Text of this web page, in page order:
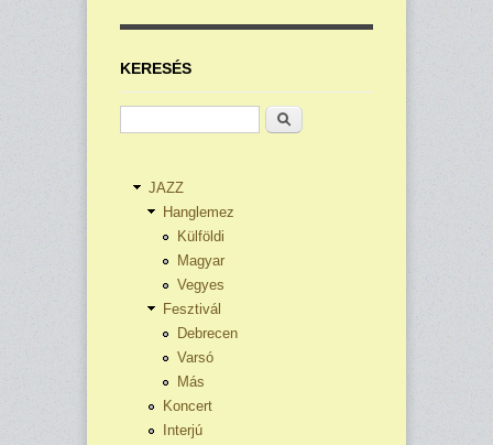
KERESÉS
Keresés
JAZZ
Hanglemez
Külföldi
Magyar
Vegyes
Fesztivál
Debrecen
Varsó
Más
Koncert
Interjú